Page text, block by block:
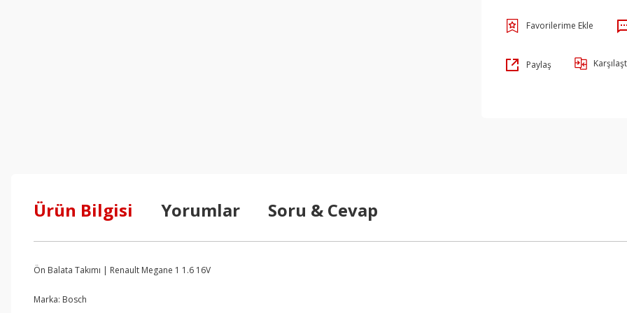
Paylaş
Ürün Bilgisi Yorumlar Soru & Cevap
Ön Balata Takımı | Renault Megane 1 1.6 16V
Marka: Bosch